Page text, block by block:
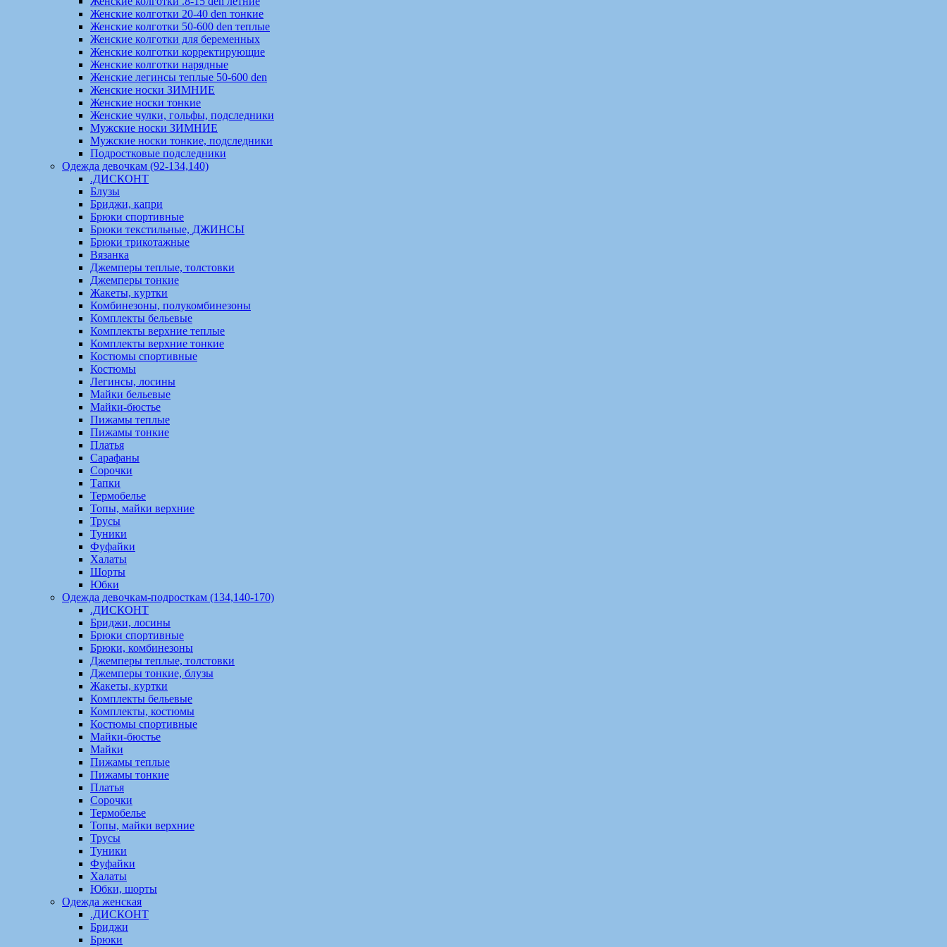
Женские колготки 20-40 den тонкие
Женские колготки 50-600 den теплые
Женские колготки для беременных
Женские колготки корректирующие
Женские колготки нарядные
Женские легинсы теплые 50-600 den
Женские носки ЗИМНИЕ
Женские носки тонкие
Женские чулки, гольфы, подследники
Мужские носки ЗИМНИЕ
Мужские носки тонкие, подследники
Подростковые подследники
Одежда девочкам (92-134,140)
.ДИСКОНТ
Блузы
Бриджи, капри
Брюки спортивные
Брюки текстильные, ДЖИНСЫ
Брюки трикотажные
Вязанка
Джемперы теплые, толстовки
Джемперы тонкие
Жакеты, куртки
Комбинезоны, полукомбинезоны
Комплекты бельевые
Комплекты верхние теплые
Комплекты верхние тонкие
Костюмы спортивные
Костюмы
Легинсы, лосины
Майки бельевые
Майки-бюстье
Пижамы теплые
Пижамы тонкие
Платья
Сарафаны
Сорочки
Тапки
Термобелье
Топы, майки верхние
Трусы
Туники
Фуфайки
Халаты
Шорты
Юбки
Одежда девочкам-подросткам (134,140-170)
.ДИСКОНТ
Бриджи, лосины
Брюки спортивные
Брюки, комбинезоны
Джемперы теплые, толстовки
Джемперы тонкие, блузы
Жакеты, куртки
Комплекты бельевые
Комплекты, костюмы
Костюмы спортивные
Майки-бюстье
Майки
Пижамы теплые
Пижамы тонкие
Платья
Сорочки
Термобелье
Топы, майки верхние
Трусы
Туники
Фуфайки
Халаты
Юбки, шорты
Одежда женская
.ДИСКОНТ
Бриджи
Брюки